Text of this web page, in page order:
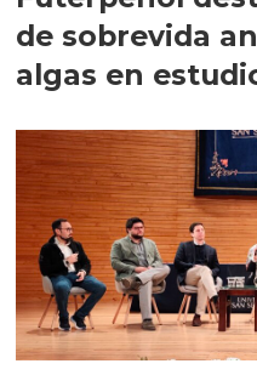
de sobrevida
algas en